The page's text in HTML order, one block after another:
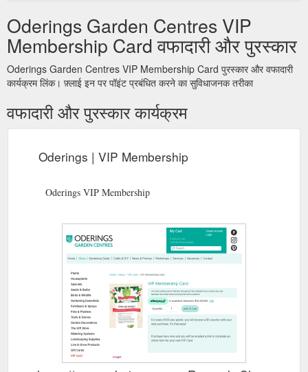
Oderings Garden Centres VIP
Membership Card वफादारी और पुरस्कार
Oderings Garden Centres VIP Membership Card पुरस्कार और वफादारी
कार्यक्रम लिंक। फ़्लाई इन पर पॉइंट प्रबंधित करने का सुविधाजनक तरीका
वफादारी और पुरस्कार कार्यक्रम
Oderings | VIP Membership
Oderings VIP Membership